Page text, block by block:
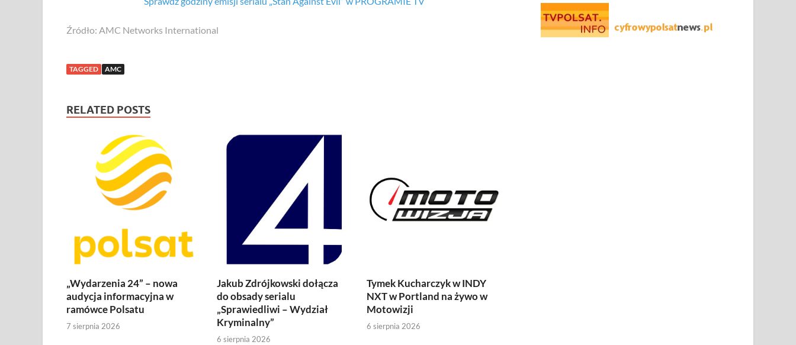
Źródło: AMC Networks International
TAGGED AMC
RELATED POSTS
„Wydarzenia 24” – nowa
audycja informacyjna w
ramówce Polsatu
7 sierpnia 2026
Jakub Zdrójkowski dołącza
do obsady serialu
„Sprawiedliwi – Wydział
Kryminalny”
6 sierpnia 2026
Tymek Kucharczyk w INDY
NXT w Portland na żywo w
Motowizji
6 sierpnia 2026